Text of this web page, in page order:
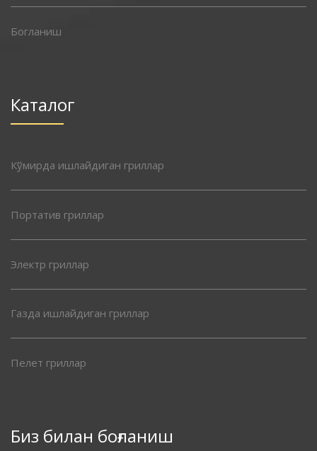
Богланиш
Каталог
Кўмирда ишлайдиган гриллар
Портатив гриллар
Электр гриллар
Газда ишлайдиган гриллар
Пелет гриллар
Биз билан боғланиш